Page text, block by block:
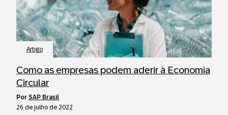
Artigo
Como as empresas podem aderir à Economia
Circular
por SAP Brasil
26 de julho de 2022